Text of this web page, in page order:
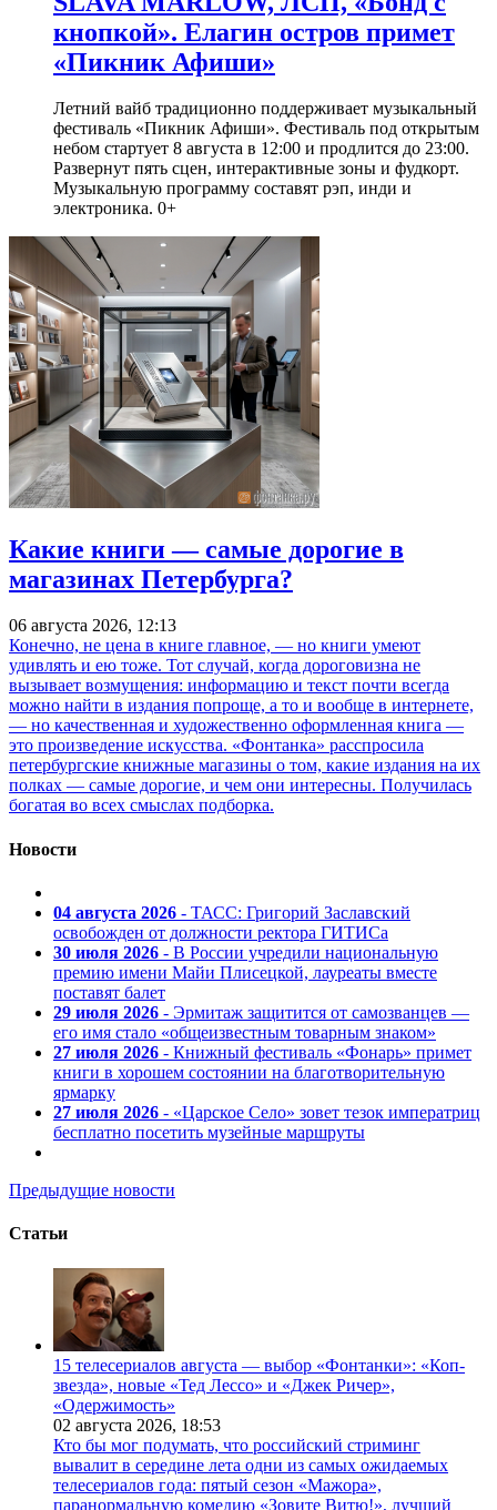
кнопкой». Елагин остров примет
«Пикник Афиши»
Летний вайб традиционно поддерживает музыкальный
фестиваль «Пикник Афиши». Фестиваль под открытым
небом стартует 8 августа в 12:00 и продлится до 23:00.
Развернут пять сцен, интерактивные зоны и фудкорт.
Музыкальную программу составят рэп, инди и
электроника. 0+
Какие книги — самые дорогие в
магазинах Петербурга?
06 августа 2026, 12:13
Конечно, не цена в книге главное, — но книги умеют
удивлять и ею тоже. Тот случай, когда дороговизна не
вызывает возмущения: информацию и текст почти всегда
можно найти в издания попроще, а то и вообще в интернете,
— но качественная и художественно оформленная книга —
это произведение искусства. «Фонтанка» расспросила
петербургские книжные магазины о том, какие издания на их
полках — самые дорогие, и чем они интересны. Получилась
богатая во всех смыслах подборка.
Новости
04 августа 2026 - ТАСС: Григорий Заславский
освобожден от должности ректора ГИТИСа
30 июля 2026 - В России учредили национальную
премию имени Майи Плисецкой, лауреаты вместе
поставят балет
29 июля 2026 - Эрмитаж защитится от самозванцев —
его имя стало «общеизвестным товарным знаком»
27 июля 2026 - Книжный фестиваль «Фонарь» примет
книги в хорошем состоянии на благотворительную
ярмарку
27 июля 2026 - «Царское Село» зовет тезок императриц
бесплатно посетить музейные маршруты
Предыдущие новости
Статьи
15 телесериалов августа — выбор «Фонтанки»: «Коп-
звезда», новые «Тед Лессо» и «Джек Ричер»,
«Одержимость»
02 августа 2026, 18:53
Кто бы мог подумать, что российский стриминг
вывалит в середине лета одни из самых ожидаемых
телесериалов года: пятый сезон «Мажора»,
паранормальную комедию «Зовите Витю!», лучший